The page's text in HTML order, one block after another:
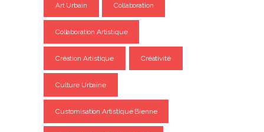
Art Urbain Collaboration
Collaboration Artistique
Création Artistique Créativité
Culture Urbaine
Customisation Artistique Bienne